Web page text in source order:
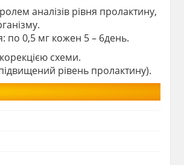
аналізів рівня пролактину,
по 0,5 мг кожен 5 – 6день.
схеми.
рівень пролактину).